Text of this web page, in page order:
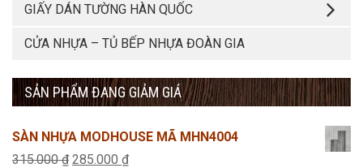
GIẤY DÁN TƯỜNG HÀN QUỐC
CỬA NHỰA – TỦ BẾP NHỰA ĐOÀN GIA
SẢN PHẨM ĐANG GIẢM GIÁ
SÀN NHỰA MODHOUSE MÃ MHN4004
315.000₫ Giá
285.000 ₫Giá